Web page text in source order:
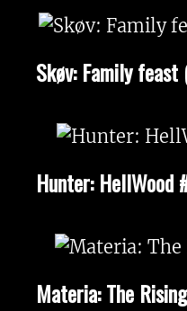
Skøv: Family
Hunter:
Materia: The